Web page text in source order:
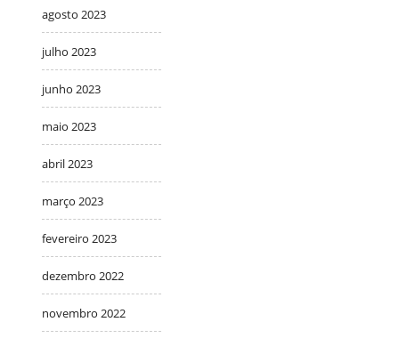
agosto 2023
julho 2023
junho 2023
maio 2023
abril 2023
março 2023
fevereiro 2023
dezembro 2022
novembro 2022